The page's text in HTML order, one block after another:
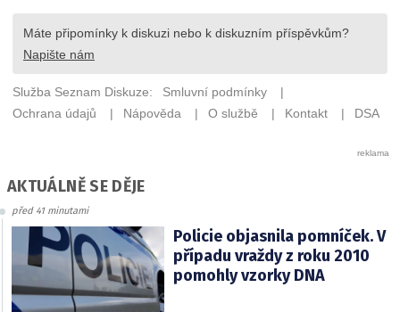
AKTUÁLNĚ SE DĚJE
před 41 minutami
Policie objasnila pomníček. V
případu vraždy z roku 2010
pomohly vzorky DNA